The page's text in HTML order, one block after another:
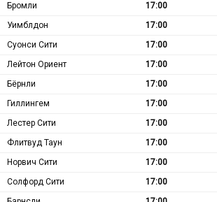
Бромли
17:00
Уимблдон
17:00
Суонси Сити
17:00
Лейтон Ориент
17:00
Бёрнли
17:00
Гиллингем
17:00
Лестер Сити
17:00
Флитвуд Таун
17:00
Норвич Сити
17:00
Солфорд Сити
17:00